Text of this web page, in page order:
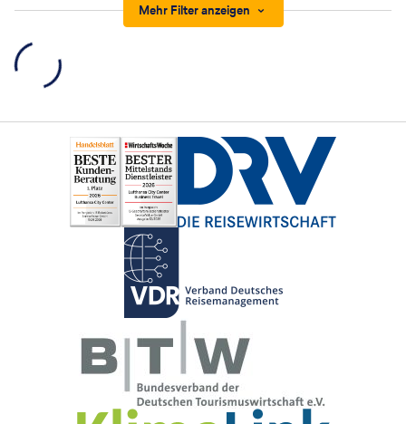
Mehr Filter anzeigen